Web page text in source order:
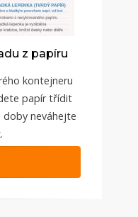
z papíru
kontejneru
papír třídit
neváhejte